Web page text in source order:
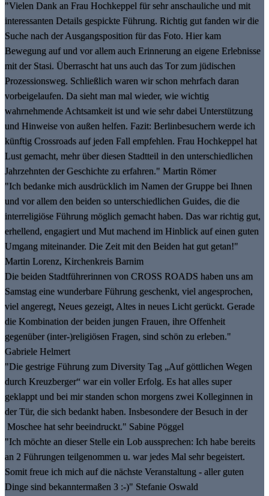
"Vielen Dank an Frau Hochkeppel für sehr anschauliche und mit
interessanten Details gespickte Führung. Richtig gut fanden wir die
Suche nach der Ausgangsposition für das Foto. Hier kam
Bewegung auf und vor allem auch Erinnerung an eigene Erlebnisse
mit der Stasi. Überrascht hat uns auch das Tor zum jüdischen
Prozessionsweg. Schließlich waren wir schon mehrfach daran
vorbeigelaufen. Da sieht man mal wieder, wie wichtig
wahrnehmende Achtsamkeit ist und wie sehr dabei Unterstützung
und Hinweise von außen helfen. Fazit: Berlinbesuchern werde ich
künftig Crossroads auf jeden Fall empfehlen. Frau Hochkeppel hat
Lust gemacht, mehr über diesen Stadtteil in den unterschiedlichen
Jahrzehnten der Geschichte zu erfahren." Martin Römer
"Ich bedanke mich ausdrücklich im Namen der Gruppe bei Ihnen
und vor allem den beiden so unterschiedlichen Guides, die die
interreligiöse Führung möglich gemacht haben. Das war richtig gut,
erhellend, engagiert und Mut machend im Hinblick auf einen guten
Umgang miteinander. Die Zeit mit den Beiden hat gut getan!"
Martin Lorenz, Kirchenkreis Barnim
Die beiden Stadtführerinnen von CROSS ROADS haben uns am
Samstag eine wunderbare Führung geschenkt, viel angesprochen,
viel angeregt, Neues gezeigt, Altes in neues Licht gerückt. Gerade
die Kombination der beiden jungen Frauen, ihre Offenheit
gegenüber (inter-)religiösen Fragen, sind schön zu erleben."
Gabriele Helmert
"Die gestrige Führung zum Diversity Tag „Auf göttlichen Wegen
durch Kreuzberger“ war ein voller Erfolg. Es hat alles super
geklappt und bei mir standen schon morgens zwei Kolleginnen in
der Tür, die sich bedankt haben. Insbesondere der Besuch in der
Moschee hat sehr beeindruckt." Sabine Pöggel
"Ich möchte an dieser Stelle ein Lob aussprechen: Ich habe bereits
an 2 Führungen teilgenommen u. war jedes Mal sehr begeistert.
Somit freue ich mich auf die nächste Veranstaltung - aller guten
Dinge sind bekanntermaßen 3 :-)" Stefanie Oswald